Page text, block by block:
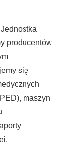
producentów
się
maszyn,